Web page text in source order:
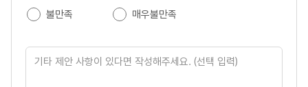
이
만
불만족
매우불만족